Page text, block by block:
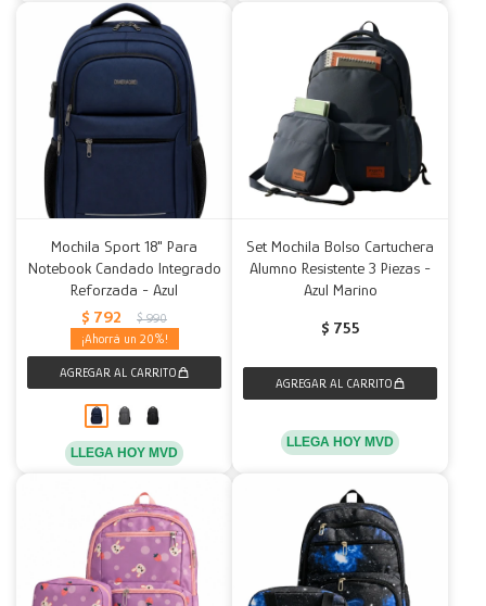
Mochila Sport 18" Para
Notebook Candado Integrado
Reforzada - Azul
$ 792 $ 990
20
LLEGA HOY MVD
Set Mochila Bolso Cartuchera
Alumno Resistente 3 Piezas -
Azul Marino
$ 755
LLEGA HOY MVD